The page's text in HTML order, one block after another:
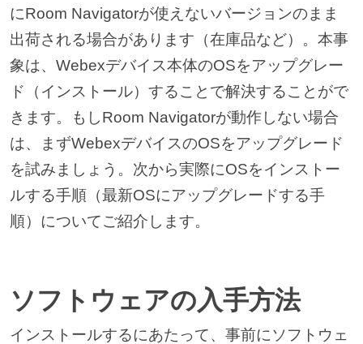
にRoom Navigatorが使えないバージョンのまま
出荷される場合があります（在庫品など）。本事
象は、Webexデバイス本体のOSをアップグレー
ド（インストール）することで解決することがで
きます。もしRoom Navigatorが動作しない場合
は、まずWebexデバイスのOSをアップグレード
を試みましょう。次から実際にOSをインストー
ルする手順（最新OSにアップグレードする手
順）についてご紹介します。
ソフトウェアの入手方法
インストールするにあたって、事前にソフトウェ